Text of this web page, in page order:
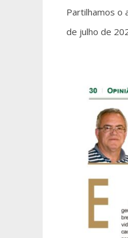
Partilhamos o
de julho de